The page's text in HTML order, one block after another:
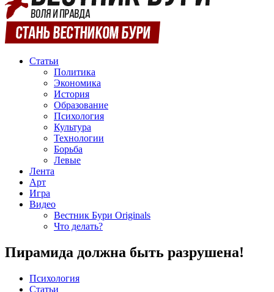
Статьи
Политика
Экономика
История
Образование
Психология
Культура
Технологии
Борьба
Левые
Лента
Арт
Игра
Видео
Вестник Бури Originals
Что делать?
Пирамида должна быть разрушена!
Психология
Статьи